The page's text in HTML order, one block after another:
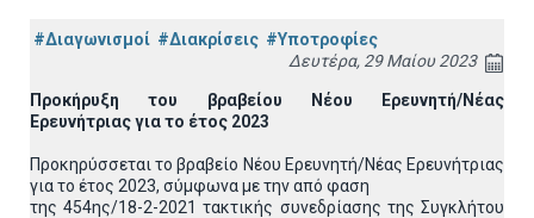
#Διαγωνισμοί #Διακρίσεις #Υποτροφίες
Δευτέρα, 29 Μαίου 2023
Προκήρυξη του βραβείου Νέου Ερευνητή/Νέας
Ερευνήτριας για το έτος 2023
Προκηρύσσεται το βραβείο Νέου Ερευνητή/Νέας Ερευνήτριας
για το έτος 2023, σύμφωνα με την από φαση
της 454ης/18-2-2021 τακτικής συνεδρίασης της Συγκλήτου